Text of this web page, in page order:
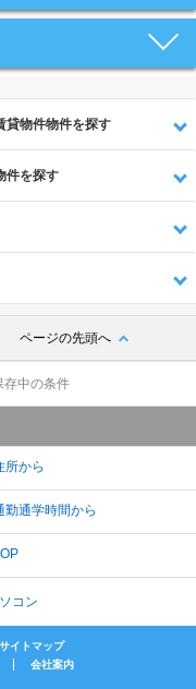
貸物件物件を探す
件を探す
ページの先頭へ
存中の条件
所から
勤通学時間から
TOP
コン
サイトマップ
会社案内